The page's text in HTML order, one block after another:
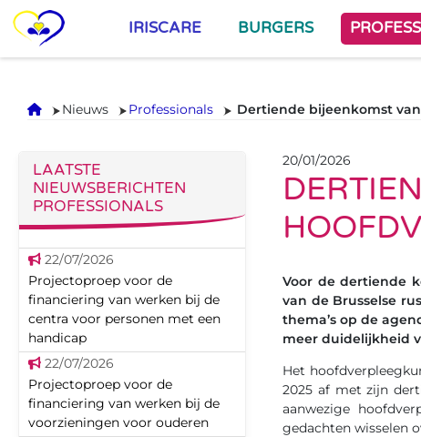
IRISCARE BURGERS
Onthaal
Nieuws Professionals Dertiende bijeenkomst
LAATSTE
NIEUWSBERICHTEN
PROFESSIONALS
22/07/2026
Projectoproep voor de
financiering van werken bij de
centra voor personen met een
handicap
22/07/2026
Projectoproep voor de
financiering van werken bij de
voorzieningen voor ouderen
20/01/2026
Voor de dertiende
van de Brusselse
thema’s op de
meer duidelijkheid
Het
2025 af met zijn
aanwezige
gedachten wisselen